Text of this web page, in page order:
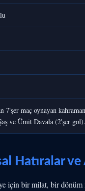
7'şer maç oynayan
ve Ümit Davala (2'şer gol).
Hatıralar
için bir milat, bir